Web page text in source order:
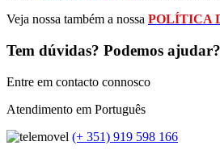
Veja nossa também a nossa POLÍTICA
Tem dúvidas? Podemos ajudar?
Entre em contacto connosco
Atendimento em Português
(+ 351) 919 598 166